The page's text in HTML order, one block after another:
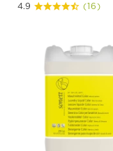
4.9 (16)